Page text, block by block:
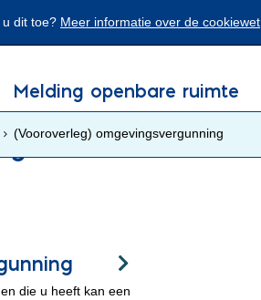
dit toe? Meer informatie over de cookiewet
Melding openbare ruimte
(Vooroverleg) omgevingsvergunning
die u heeft kan een